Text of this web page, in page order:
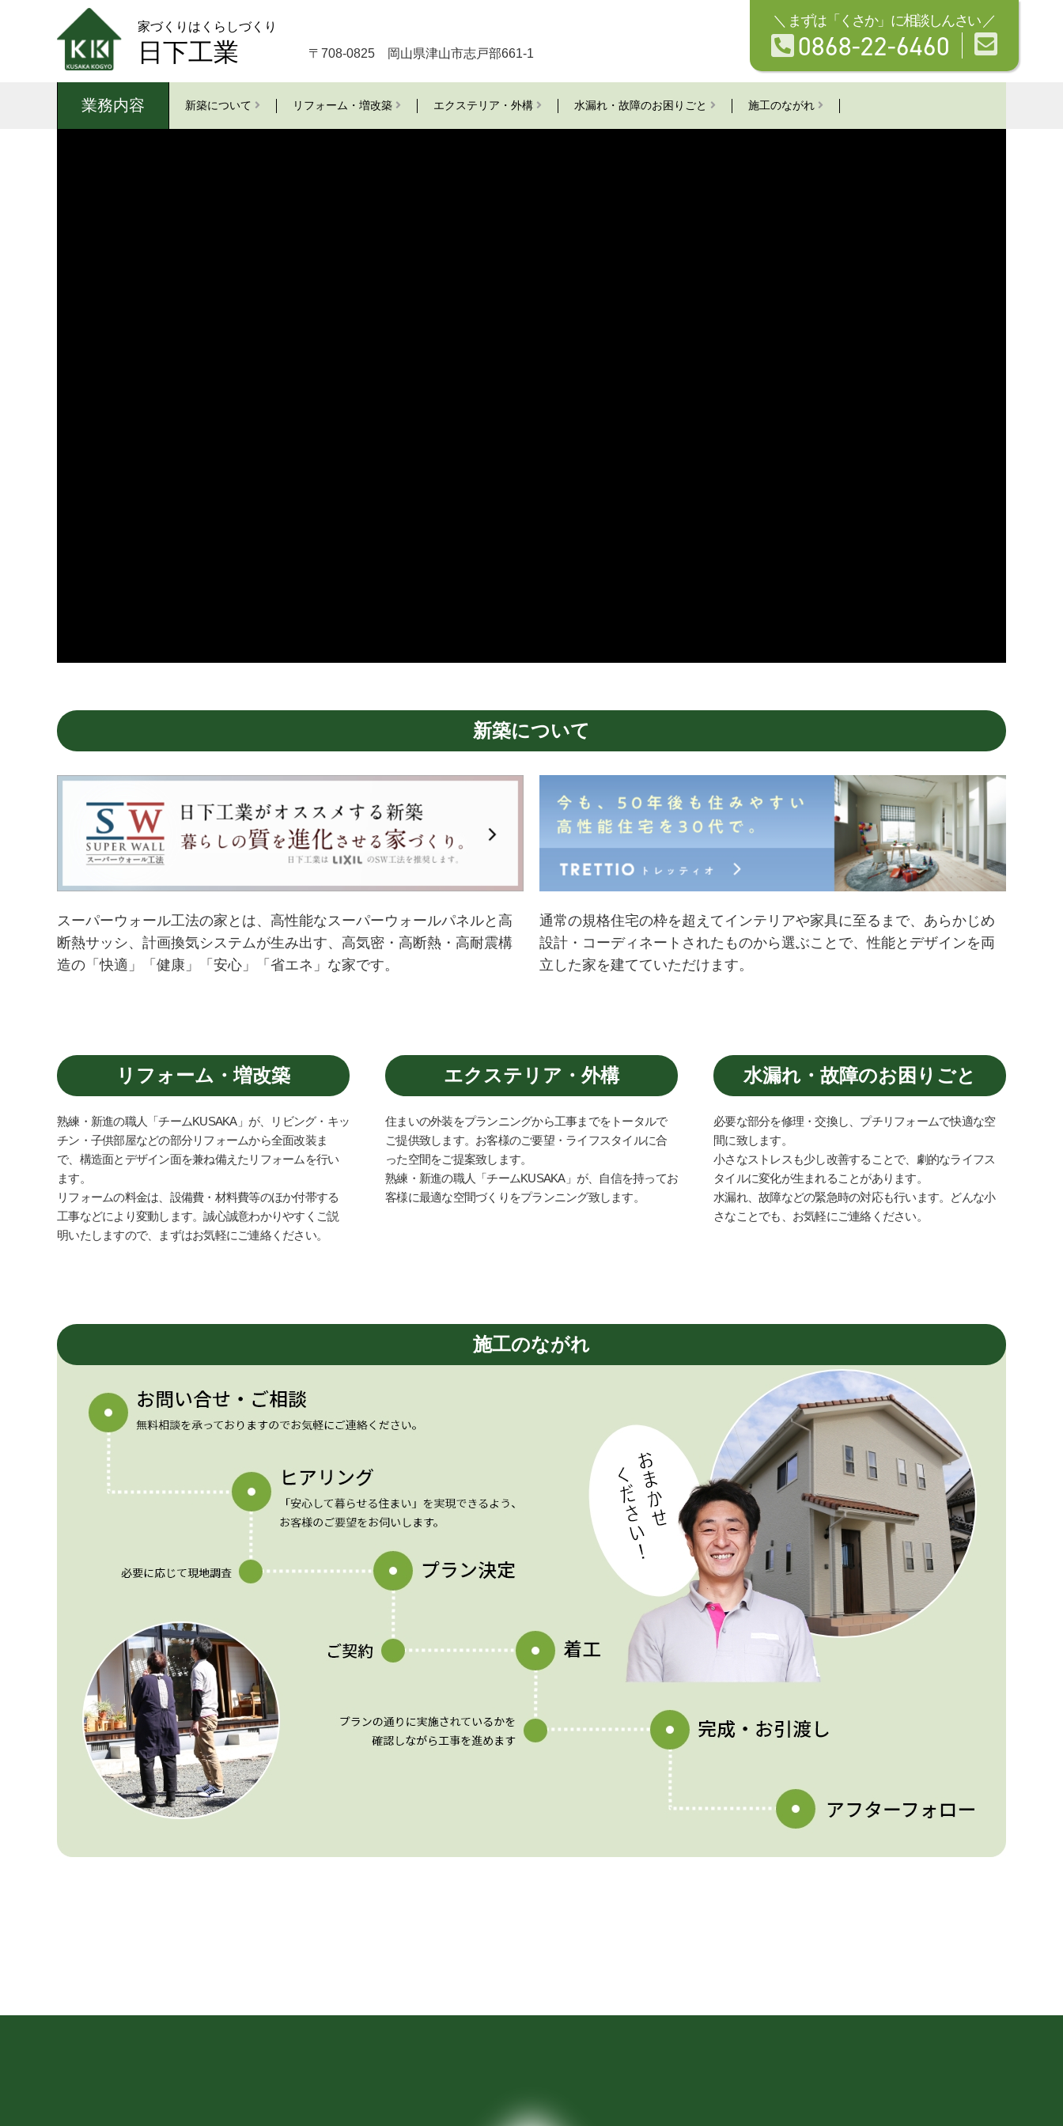
まずは「くさか」に相談しんさい
0868-22-6460
家づくりはくらしづくり
日下工業 〒708-0825 岡山県津山市志戸部661-1
業務内容 新築について リフォーム・増改築 エクステリア・外構 水漏れ・故障のお困りごと 施工のながれ
新築について
スーパーウォール工法の家とは、高性能なスーパーウォールパネルと高
断熱サッシ、計画換気システムが生み出す、高気密・高断熱・高耐震構
造の「快適」「健康」「安心」「省エネ」な家です。
通常の規格住宅の枠を超えてインテリアや家具に至るまで、あらかじめ
設計・コーディネートされたものから選ぶことで、性能とデザインを両
立した家を建てていただけます。
リフォーム・増改築
熟練・新進の職人「チームKUSAKA」が、リビング・キッ
チン・子供部屋などの部分リフォームから全面改装ま
で、構造面とデザイン面を兼ね備えたリフォームを行い
ます。
リフォームの料金は、設備費・材料費等のほか付帯する
工事などにより変動します。誠心誠意わかりやすくご説
明いたしますので、まずはお気軽にご連絡ください。
エクステリア・外構
住まいの外装をプランニングから工事までをトータルで
ご提供致します。お客様のご要望・ライフスタイルに合
った空間をご提案致します。
熟練・新進の職人「チームKUSAKA」が、自信を持ってお
客様に最適な空間づくりをプランニング致します。
水漏れ・故障のお困りごと
必要な部分を修理・交換し、プチリフォームで快適な空
間に致します。
小さなストレスも少し改善することで、劇的なライフス
タイルに変化が生まれることがあります。
水漏れ、故障などの緊急時の対応も行います。どんな小
さなことでも、お気軽にご連絡ください。
施工のながれ